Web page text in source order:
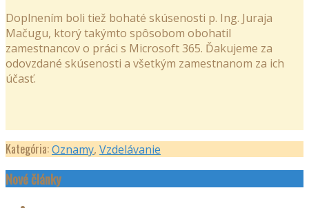
Doplnením boli tiež bohaté skúsenosti p. Ing. Juraja
Mačugu, ktorý takýmto spôsobom obohatil
zamestnancov o práci s Microsoft 365. Ďakujeme za
odovzdané skúsenosti a všetkým zamestnanom za ich
účasť.
Kategória:Oznamy, Vzdelávanie
Nové články